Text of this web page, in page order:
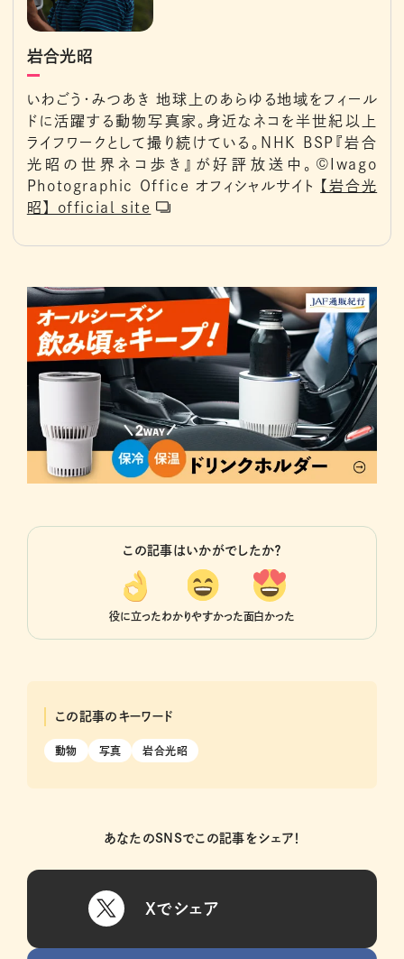
岩合光昭
いわごう・みつあき 地球上のあらゆる地域をフィール
ドに活躍する動物写真家。身近なネコを半世紀以上
ライフワークとして撮り続けている。NHK BSP『岩合
光昭の世界ネコ歩き』が好評放送中。©︎Iwago
Photographic Office オフィシャルサイト
【岩合光
昭】 official site
この記事はいかがでしたか？
役に立ったわかりやすかった面白かった
この記事のキーワード
動物 写真 岩合光昭
あなたのSNSでこの記事をシェア！
Xでシェア